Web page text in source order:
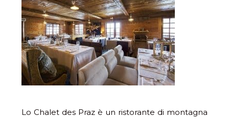
Lo Chalet des Praz è un ristorante di montagna